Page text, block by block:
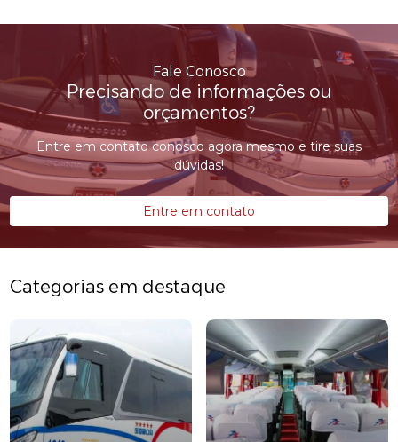
Fale Conosco
Precisando de informações ou
orçamentos?
Entre em contato conosco agora mesmo e tire suas
dúvidas!
Entre em contato
Categorias em destaque